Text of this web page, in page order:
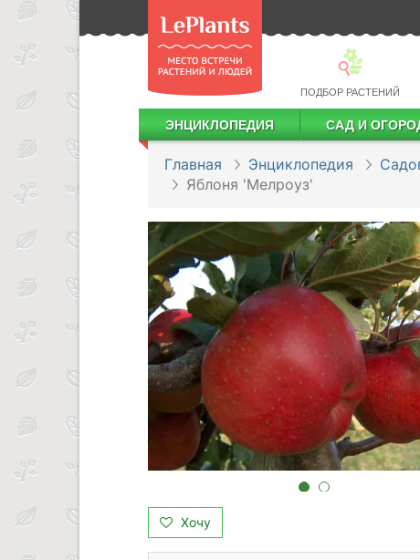
ПОДБОР РАСТЕНИЙ
ЭНЦИКЛОПЕДИЯ САД И
Главная Энциклопедия
Яблоня 'Мелроуз'
Хочу